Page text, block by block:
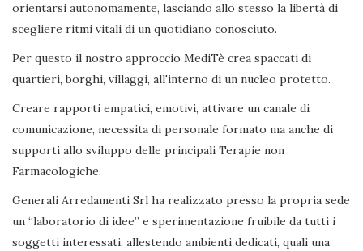
orientarsi autonomamente, lasciando allo stesso la libertà di
scegliere ritmi vitali di un quotidiano conosciuto.
Per questo il nostro approccio MediTè crea spaccati di
quartieri, borghi, villaggi, all'interno di un nucleo protetto.
Creare rapporti empatici, emotivi, attivare un canale di
comunicazione, necessita di personale formato ma anche di
supporti allo sviluppo delle principali Terapie non
Farmacologiche.
Generali Arredamenti Srl ha realizzato presso la propria sede
un “laboratorio di idee” e sperimentazione fruibile da tutti i
soggetti interessati, allestendo ambienti dedicati, quali una